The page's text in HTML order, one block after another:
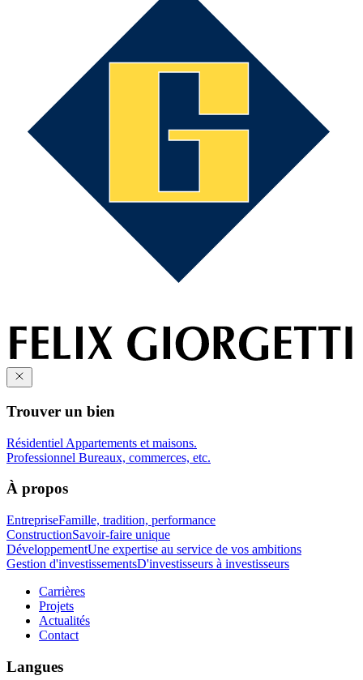
Trouver un bien
Résidentiel Appartements et maisons.
Professionnel Bureaux, commerces, etc.
À propos
EntrepriseFamille, tradition, performance
ConstructionSavoir-faire unique
DéveloppementUne expertise au service de vos ambitions
Gestion d'investissementsD'investisseurs à investisseurs
Carrières
Projets
Actualités
Contact
Langues